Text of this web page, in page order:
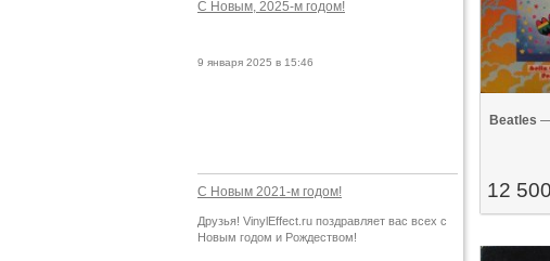
С Новым, 2025-м годом!
9 января 2025 в 15:46
С Новым 2021-м годом!
Друзья! VinylEffect.ru поздравляет вас всех с
Новым годом и Рождеством!
Beatles —
12